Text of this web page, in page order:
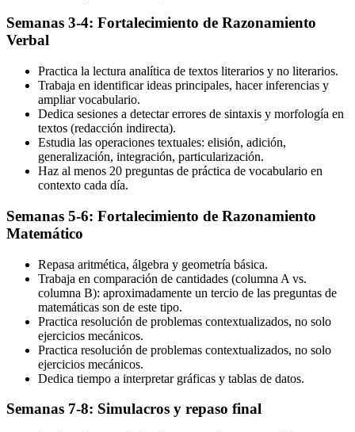
Semanas 3-4: Fortalecimiento de Razonamiento
Verbal
Practica la lectura analítica de textos literarios y no literarios.
Trabaja en identificar ideas principales, hacer inferencias y
ampliar vocabulario.
Dedica sesiones a detectar errores de sintaxis y morfología en
textos (redacción indirecta).
Estudia las operaciones textuales: elisión, adición,
generalización, integración, particularización.
Haz al menos 20 preguntas de práctica de vocabulario en
contexto cada día.
Semanas 5-6: Fortalecimiento de Razonamiento
Matemático
Repasa aritmética, álgebra y geometría básica.
Trabaja en comparación de cantidades (columna A vs.
columna B): aproximadamente un tercio de las preguntas de
matemáticas son de este tipo.
Practica resolución de problemas contextualizados, no solo
ejercicios mecánicos.
Practica resolución de problemas contextualizados, no solo
ejercicios mecánicos.
Dedica tiempo a interpretar gráficas y tablas de datos.
Semanas 7-8: Simulacros y repaso final